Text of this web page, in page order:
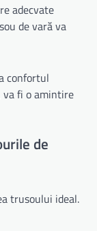
adecvate
de vară va
confortul
va fi o amintire
de
trusoului ideal.